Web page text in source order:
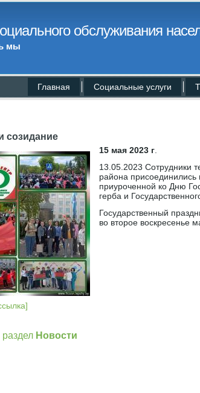
обслуживания
мы
Главная Социальные услуги
созидание
15 мая 2023 г
13.05.2023 Сотрудники
района
приуроченной ко Дню
герба и
Государственный
во второе воскресенье
Новости